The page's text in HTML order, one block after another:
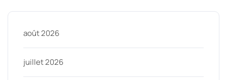
août 2026
juillet 2026